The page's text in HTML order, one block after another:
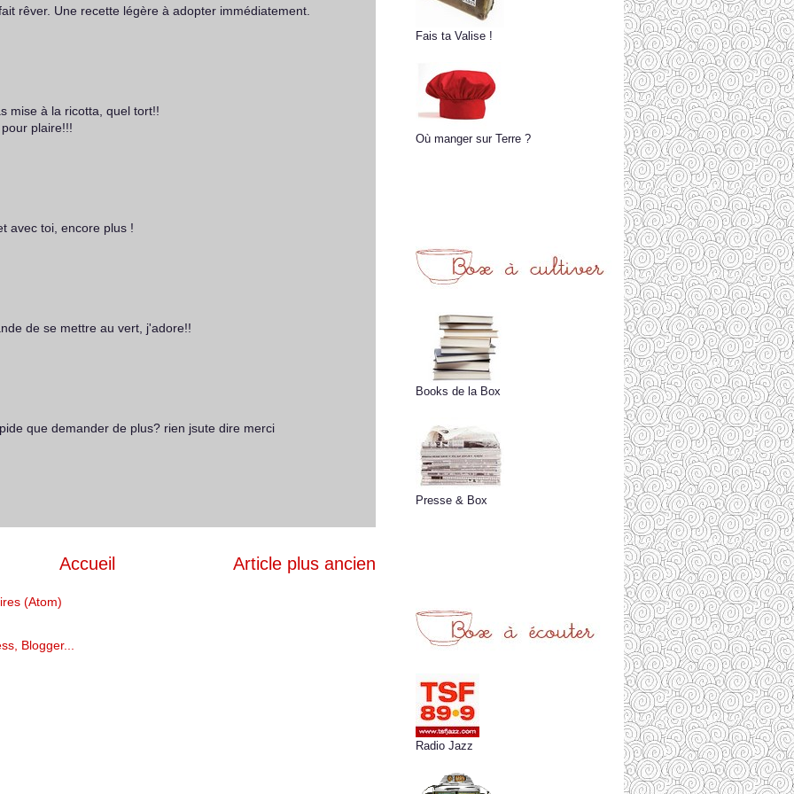
rêver. Une recette légère à adopter immédiatement.
mise à la ricotta, quel tort!!
plaire!!!
avec toi, encore plus !
de se mettre au vert, j'adore!!
que demander de plus? rien jsute dire merci
Article plus ancien
Accueil
(Atom)
Fais ta Valise !
Où manger sur Terre ?
Books de la Box
Presse & Box
Radio Jazz